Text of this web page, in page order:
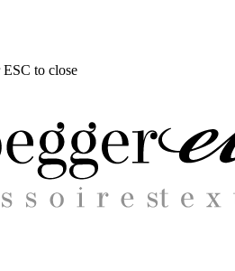
to close